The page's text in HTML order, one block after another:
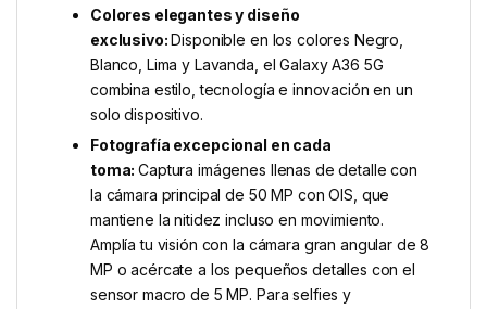
Colores elegantes y diseño
exclusivo:Disponible en los colores Negro,
Blanco, Lima y Lavanda, el Galaxy A36 5G
combina estilo, tecnología e innovación en un
solo dispositivo.
Fotografía excepcional en cada
toma:Captura imágenes llenas de detalle con
la cámara principal de 50 MP con OIS, que
mantiene la nitidez incluso en movimiento.
Amplía tu visión con la cámara gran angular de 8
MP o acércate a los pequeños detalles con el
sensor macro de 5 MP. Para selfies y